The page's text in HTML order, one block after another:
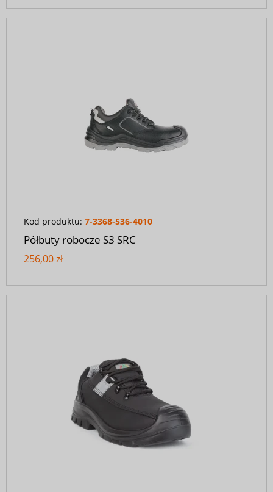
Kod produktu: 7-3368-536-4010
Półbuty robocze S3 SRC
256,00 zł